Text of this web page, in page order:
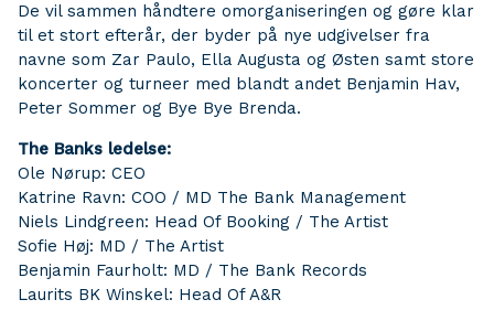
De vil sammen håndtere omorganiseringen og gøre klar
til et stort efterår, der byder på nye udgivelser fra
navne som Zar Paulo, Ella Augusta og Østen samt store
koncerter og turneer med blandt andet Benjamin Hav,
Peter Sommer og Bye Bye Brenda.
The Banks ledelse:
Ole Nørup: CEO
Katrine Ravn: COO / MD The Bank Management
Niels Lindgreen: Head Of Booking / The Artist
Sofie Høj: MD / The Artist
Benjamin Faurholt: MD / The Bank Records
Laurits BK Winskel: Head Of A&R